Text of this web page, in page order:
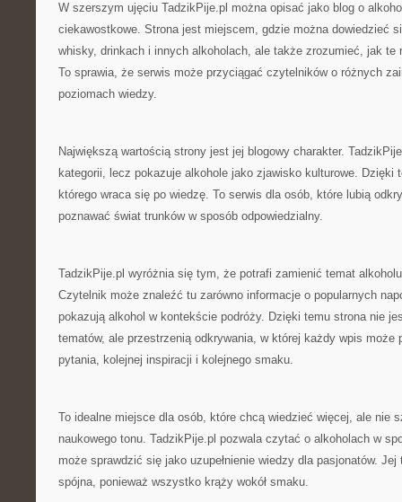
W szerszym ujęciu TadzikPije.pl można opisać jako blog o
ciekawostkowe. Strona jest miejscem, gdzie można dowiedzieć
whisky, drinkach i innych alkoholach, ale także zrozumieć, jak te
To sprawia, że serwis może przyciągać czytelników o różnych
poziomach wiedzy.
Największą wartością strony jest jej blogowy charakter.
kategorii, lecz pokazuje alkohole jako zjawisko kulturowe. Dzięki
którego wraca się po wiedzę. To serwis dla osób, które lubią
poznawać świat trunków w sposób odpowiedzialny.
TadzikPije.pl wyróżnia się tym, że potrafi zamienić temat
Czytelnik może znaleźć tu zarówno informacje o popularnych
pokazują alkohol w kontekście podróży. Dzięki temu strona nie
tematów, ale przestrzenią odkrywania, w której każdy wpis może
pytania, kolejnej inspiracji i kolejnego smaku.
To idealne miejsce dla osób, które chcą wiedzieć więcej, ale nie
naukowego tonu. TadzikPije.pl pozwala czytać o alkoholach w
może sprawdzić się jako uzupełnienie wiedzy dla pasjonatów.
spójna, ponieważ wszystko krąży wokół smaku.